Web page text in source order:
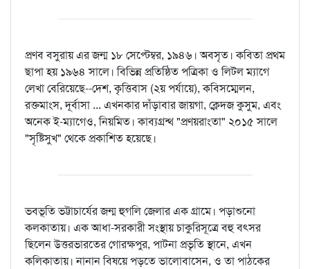
প্রণব বসুরায় এর জন্ম ১৮ সেপ্টেম্বর, ১৯৪৬। অবসৃত। কবিতা প্রথম
ছাপা হয় ১৯৬৪ সালে। বিভিন্ন প্রতিষ্ঠিত পত্রিকা ও লিটল ম্যাগে
লেখা বেরিয়েছে--দেশ, কৃত্তিবাস (২য় পর্যায়ে), কবিসম্মেলন,
রক্তমাংস, দূর্বাসা ... এখনকার দাঁড়াবার জায়গা, ক্লেদজ কুসুম, এবং
অনেক ই-ম্যাগেও, নিয়মিত। কাব্যগ্রন্থ "প্রণয়রাংতা" ২০১৫ সালে
"সৃষ্টিসুখ" থেকে প্রকাশিত হয়েছে।
ভবভূতি ভট্টাচার্যের জন্ম হুগলি জেলার এক গ্রামে। পড়াশুনো
কলকাতায়। এক আধা-সরকারী সংস্থায় চাকুরিসূত্রে বহু বৎসর
ছিলেন উত্তরভারতের গোরক্ষপুর, পাটনা প্রভৃতি স্থানে, এখন
কলিকাতায়। নানান বিষয়ে পড়তে ভালোবাসেন, ও তা পাঠকের